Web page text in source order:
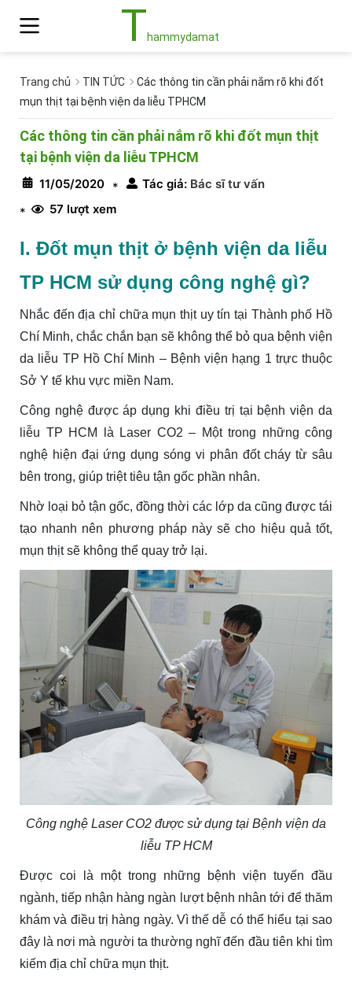
Thammydamat
Trang chủ TIN TỨC
Các thông tin cần phải nắm rõ khi đốt
mụn thịt tại bệnh viện da liễu TPHCM
Các thông tin cần phải nắm rõ khi đốt mụn thịt
tại bệnh viện da liễu TPHCM
11/05/2020 * Tác giả: Bác sĩ tư vấn
*
57 lượt xem
I. Đốt mụn thịt ở bệnh viện da liễu
TP HCM sử dụng công nghệ gì?
Nhắc đến địa chỉ chữa mụn thịt uy tín tại Thành phố Hồ
Chí Minh, chắc chắn bạn sẽ không thể bỏ qua bệnh viện
da liễu TP Hồ Chí Minh – Bệnh viện hạng 1 trực thuộc
Sở Y tế khu vực miền Nam.
Công nghệ được áp dụng khi điều trị tại bệnh viện da
liễu TP HCM là Laser CO2 – Một trong những công
nghệ hiện đại ứng dụng sóng vi phân đốt cháy từ sâu
bên trong, giúp triệt tiêu tận gốc phần nhân.
Nhờ loại bỏ tận gốc, đồng thời các lớp da cũng được tái
tạo nhanh nên phương pháp này sẽ cho hiệu quả tốt,
mụn thịt sẽ không thể quay trở lại.
Công nghệ Laser CO2 được sử dụng tại Bệnh viện da
liễu TP HCM
Được coi là một trong những bệnh viện tuyến đầu
ngành, tiếp nhận hàng ngàn lượt bệnh nhân tới để thăm
khám và điều trị hàng ngày. Vì thế dễ có thể hiểu tại sao
đây là nơi mà người ta thường nghĩ đến đầu tiên khi tìm
kiếm địa chỉ chữa mụn thịt.